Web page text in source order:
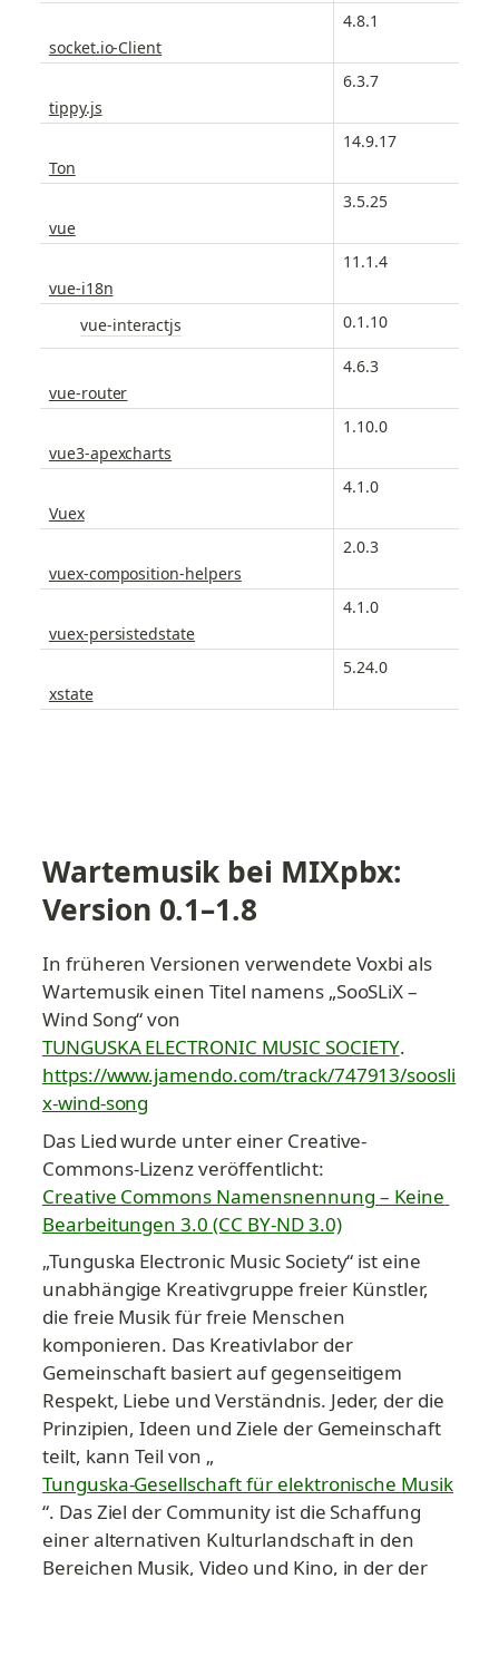
socket.io-Client
4.8.1
tippy.js
6.3.7
Ton
14.9.17
vue
3.5.25
vue-i18n
11.1.4
vue-interactjs 0.1.10
vue-router
4.6.3
vue3-apexcharts
1.10.0
Vuex
4.1.0
vuex-composition-helpers
2.0.3
vuex-persistedstate
4.1.0
xstate
5.24.0
Wartemusik bei MIXpbx:
Version 0.1–1.8
In früheren Versionen verwendete Voxbi als
Wartemusik einen Titel namens „SooSLiX –
Wind Song“ von
TUNGUSKA ELECTRONIC MUSIC SOCIETY.
https://www.jamendo.com/track/747913/soosli
x-wind-song
Das Lied wurde unter einer Creative-
Commons-Lizenz veröffentlicht:
Creative Commons Namensnennung – Keine
Bearbeitungen 3.0 (CC BY-ND 3.0)
„Tunguska Electronic Music Society“ ist eine
unabhängige Kreativgruppe freier Künstler,
die freie Musik für freie Menschen
komponieren. Das Kreativlabor der
Gemeinschaft basiert auf gegenseitigem
Respekt, Liebe und Verständnis. Jeder, der die
Prinzipien, Ideen und Ziele der Gemeinschaft
teilt, kann Teil von „
Tunguska-Gesellschaft für elektronische Musik
“. Das Ziel der Community ist die Schaffung
einer alternativen Kulturlandschaft in den
Bereichen Musik, Video und Kino, in der der